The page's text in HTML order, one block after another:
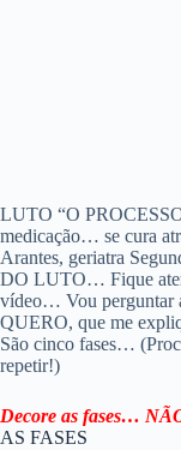
LUTO “O
medicação… se cura
Arantes, geriatra
DO LUTO… Fique
vídeo… Vou perguntar
QUERO, que me
São cinco fases…
repetir!)
Decore as fases…
AS FASES